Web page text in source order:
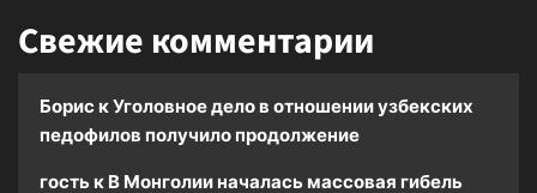
Свежие комментарии
Борис кУголовное дело в отношении узбекских
педофилов получило продолжение
гость к В Монголии началась массовая гибель